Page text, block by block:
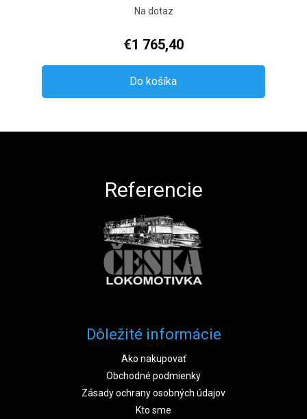
Na dotaz
€1 765,40
Do košíka
Referencie
Dôležité informácie
Ako nakupovať
Obchodné podmienky
Zásady ochrany osobných údajov
Kto sme